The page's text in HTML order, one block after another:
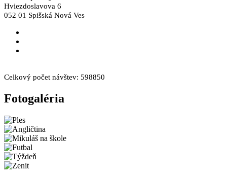
Hviezdoslavova 6
052 01 Spišská Nová Ves
Celkový počet návštev: 598850
Fotogaléria